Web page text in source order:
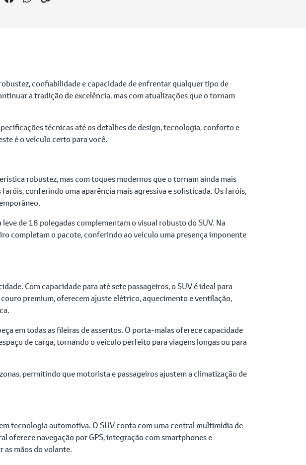
confiabilidade e capacidade de enfrentar qualquer tipo de
a tradição de excelência, mas com atualizações que o tornam
técnicas até os detalhes de design, tecnologia, conforto e
é o veículo certo para você.
robustez, mas com toques modernos que o tornam ainda mais
conferindo uma aparência mais agressiva e sofisticada. Os faróis,
de 18 polegadas complementam o visual robusto do SUV. Na
completam o pacote, conferindo ao veículo uma presença imponente
Com capacidade para até sete passageiros, o SUV é ideal para
premium, oferecem ajuste elétrico, aquecimento e ventilação,
em todas as fileiras de assentos. O porta-malas oferece capacidade
de carga, tornando o veículo perfeito para viagens longas ou para
permitindo que motorista e passageiros ajustem a climatização de
tecnologia automotiva. O SUV conta com uma central multimídia de
oferece navegação por GPS, integração com smartphones e
mãos do volante.